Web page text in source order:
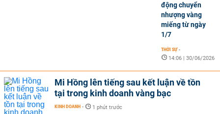
động chuyển
nhượng vàng
miếng từ ngày
1/7
THỜI SỰ -
14:06 | 30/06/2026
Mi Hồng lên tiếng sau kết luận về tồn
tại trong kinh doanh vàng bạc
KINH DOANH - 1 phút trước